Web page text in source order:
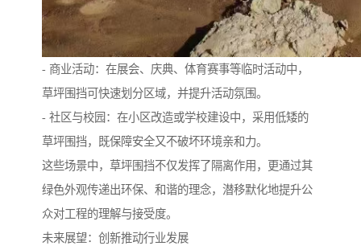
- 商业活动：在展会、庆典、体育赛事等临时活动中，
草坪围挡可快速划分区域，并提升活动氛围。
- 社区与校园：在小区改造或学校建设中，采用低矮的
草坪围挡，既保障安全又不破坏环境亲和力。
这些场景中，草坪围挡不仅发挥了隔离作用，更通过其
绿色外观传递出环保、和谐的理念，潜移默化地提升公
众对工程的理解与接受度。
未来展望：创新推动行业发展